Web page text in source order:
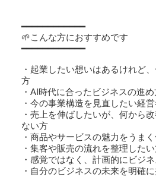
━━━━━━━━━━━━
🌱こんな方におすすめです
━━━━━━━━━━━━
・起業したい想いはあるけれど
方
・AI時代に合ったビジネスの進
・今の事業構造を見直したい経
・売上を伸ばしたいが、何から
ない方
・商品やサービスの魅力をうま
・集客や販売の流れを整理した
・感覚ではなく、計画的にビジ
・自分のビジネスの未来を明確